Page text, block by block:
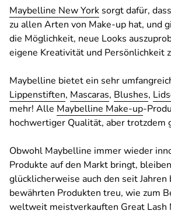
Maybelline New York sorgt dafür,
zu allen Arten von Make-up hat, und
die Möglichkeit, neue Looks
eigene Kreativität und Persönlichkeit
Maybelline bietet ein sehr
Lippenstiften, Mascaras, Blushes,
mehr! Alle Maybelline Make-up-
hochwertiger Qualität, aber trotzdem
Obwohl Maybelline immer wieder
Produkte auf den Markt bringt,
glücklicherweise auch den seit Jahren
bewährten Produkten treu, wie zum
weltweit meistverkauften Great Lash